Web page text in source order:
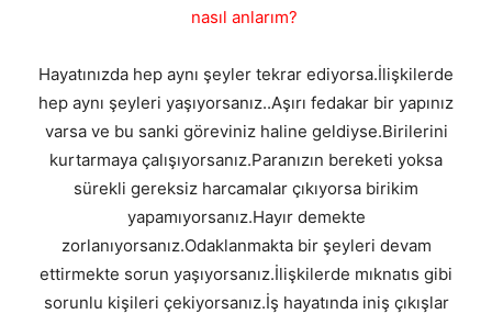
nasıl anlarım?
Hayatınızda hep aynı şeyler tekrar ediyorsa.İlişkilerde
hep aynı şeyleri yaşıyorsanız..Aşırı fedakar bir yapınız
varsa ve bu sanki göreviniz haline geldiyse.Birilerini
kurtarmaya çalışıyorsanız.Paranızın bereketi yoksa
sürekli gereksiz harcamalar çıkıyorsa birikim
yapamıyorsanız.Hayır demekte
zorlanıyorsanız.Odaklanmakta bir şeyleri devam
ettirmekte sorun yaşıyorsanız.İlişkilerde mıknatıs gibi
sorunlu kişileri çekiyorsanız.İş hayatında iniş çıkışlar